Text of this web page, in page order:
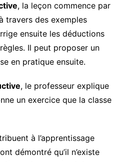
, la leçon commence par
travers des exemples
ensuite les déductions
Il peut proposer un
en pratique ensuite.
, le professeur explique
un exercice que la classe
à l’apprentissage
démontré qu’il n’existe